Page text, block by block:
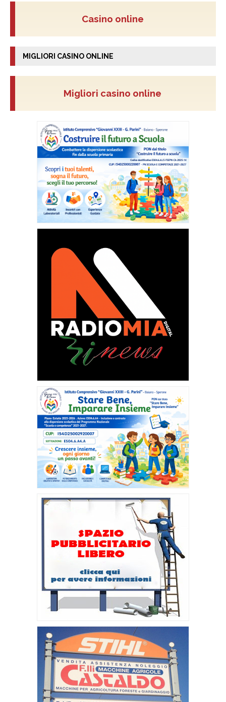
Casino online
MIGLIORI CASINO ONLINE
Migliori casino online